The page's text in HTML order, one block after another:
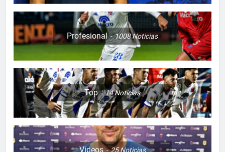
Profesional 1008Noticias
Top 14Noticias
Videos 25Noticias